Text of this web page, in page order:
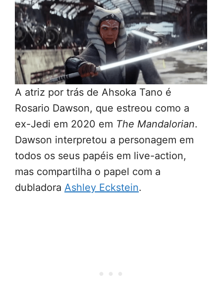
A atriz por trás de Ahsoka Tano é
Rosario Dawson, que estreou como a
ex-Jedi em 2020 em The Mandalorian.
Dawson interpretou a personagem em
todos os seus papéis em live-action,
mas compartilha o papel com a
dubladora Ashley Eckstein.